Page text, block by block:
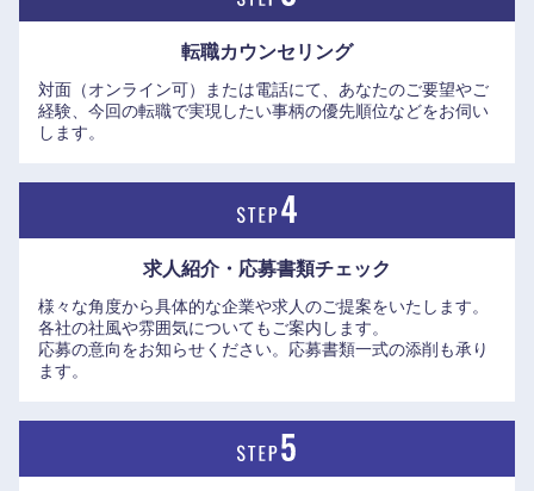
転職カウンセリング
対面（オンライン可）または電話にて、あなたのご要望やご
経験、今回の転職で実現したい事柄の優先順位などをお伺い
します。
求人紹介・応募書類チェック
様々な角度から具体的な企業や求人のご提案をいたします。
各社の社風や雰囲気についてもご案内します。
応募の意向をお知らせください。応募書類一式の添削も承り
ます。